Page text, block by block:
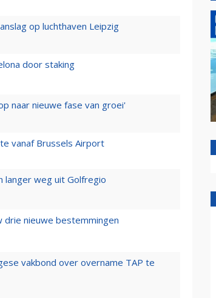
op luchthaven Leipzig
door staking
naar nieuwe fase van groei'
vanaf Brussels Airport
langer weg uit Golfregio
drie nieuwe bestemmingen
vakbond over overname TAP te